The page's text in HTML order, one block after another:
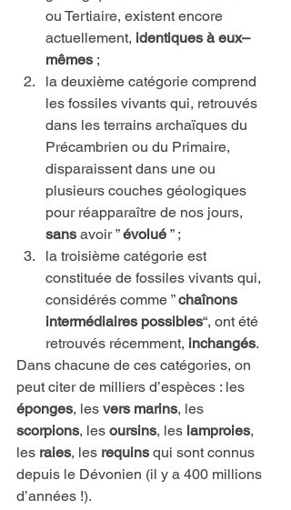
ou Tertiaire, existent encore
actuellement, identiques à eux–
mêmes ;
la deuxième catégorie comprend
les fossiles vivants qui, retrouvés
dans les terrains archaïques du
Précambrien ou du Primaire,
disparaissent dans une ou
plusieurs couches géologiques
pour réapparaître de nos jours,
sans avoir ” évolué ” ;
la troisième catégorie est
constituée de fossiles vivants qui,
considérés comme ” chaînons
intermédiaires possibles“, ont été
retrouvés récemment, inchangés.
Dans chacune de ces catégories, on
peut citer de milliers d’espèces : les
éponges, les vers marins, les
scorpions, les oursins, les lamproies,
les raies, les requins qui sont connus
depuis le Dévonien (il y a 400 millions
d’années !).